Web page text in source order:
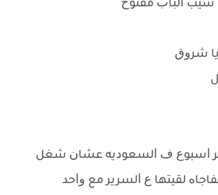
ﺍﻟﺒﺎﺏ ﻣﻔﺘﻮﺡ
ﺷﺮﻭﻕ
ﺍﺳﺒﻮﻉ ﻑ ﺍﻟﺴﻌﻮﺩﻳﻪ ﻋﺸﺎﻥ ﺷﻐﻞ
ﻟﻘﻴﺘﻬﺎ ﻉ ﺍﻟﺴﺮﻳﺮ ﻣﻊ ﻭﺍﺣﺪ